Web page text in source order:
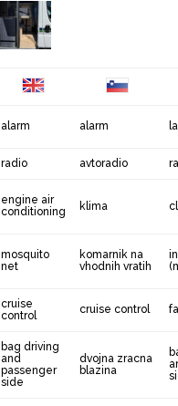
alarm alarm
radio avtoradio
engine air
conditioning
klima
mosquito
net
komarnik na
vhodnih vratih
cruise
control
cruise control
bag driving
and
passenger
side
dvojna zracna
blazina